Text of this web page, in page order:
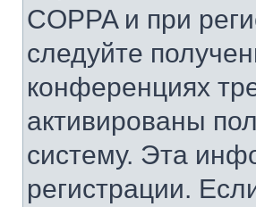
COPPA и при
следуйте
конференциях
активированы
систему. Эта
регистрации.